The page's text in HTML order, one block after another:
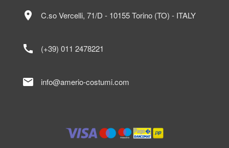
location_on C.so Vercelli, 71/D - 10155 Torino (TO) - ITALY
call (+39) 011 2478221
mail info@amerio-costumi.com